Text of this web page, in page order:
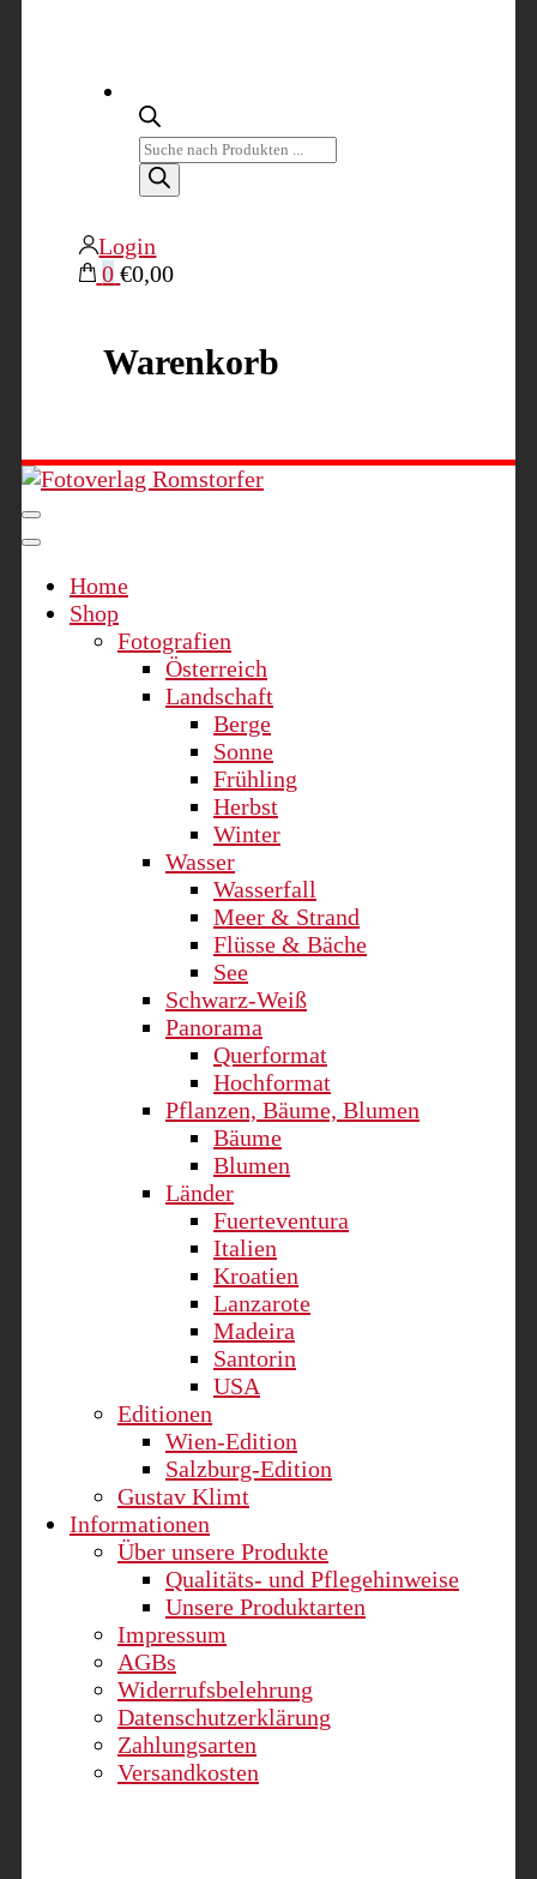
Products
search
Login
0 €0,00
Warenkorb
Home
Shop
Fotografien
Österreich
Landschaft
Berge
Sonne
Frühling
Herbst
Winter
Wasser
Wasserfall
Meer & Strand
Flüsse & Bäche
See
Schwarz-Weiß
Panorama
Querformat
Hochformat
Pflanzen, Bäume, Blumen
Bäume
Blumen
Länder
Fuerteventura
Italien
Kroatien
Lanzarote
Madeira
Santorin
USA
Editionen
Wien-Edition
Salzburg-Edition
Gustav Klimt
Informationen
Über unsere Produkte
Qualitäts- und Pflegehinweise
Unsere Produktarten
Impressum
AGBs
Widerrufsbelehrung
Datenschutzerklärung
Zahlungsarten
Versandkosten